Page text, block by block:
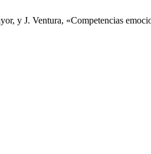
y J. Ventura, «Competencias